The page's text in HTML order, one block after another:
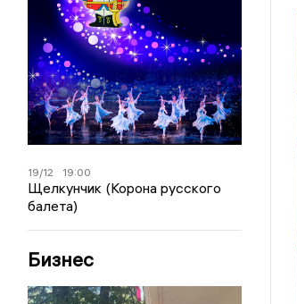
19/12 19:00
Щелкунчик (Корона русского
балета)
Бизнес